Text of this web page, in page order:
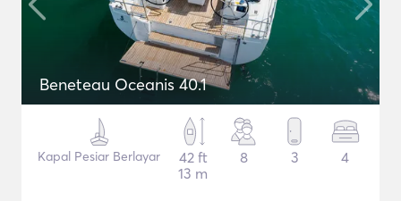
Beneteau Oceanis 40.1
Kapal Pesiar Berlayar
42 ft
13 m
8 3 4